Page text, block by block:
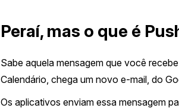
Peraí, mas o que é
Sabe aquela mensagem que você
Calendário, chega um novo e-mail, do
Os aplicativos enviam essa mensagem